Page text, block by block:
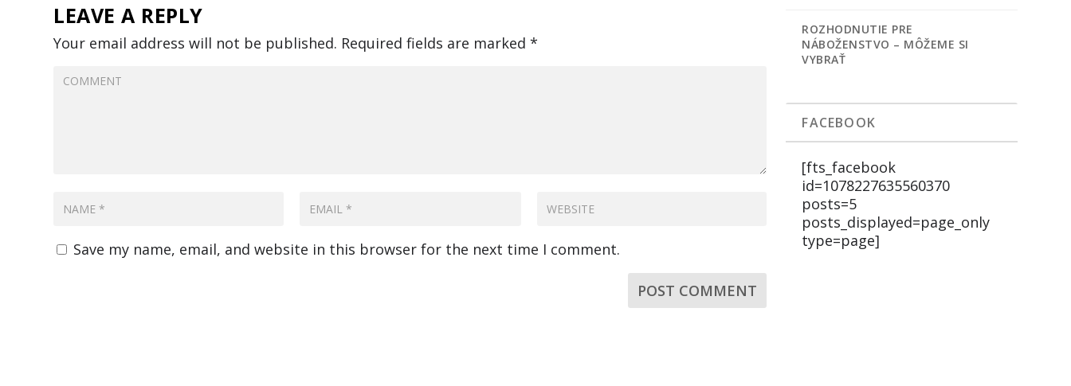
LEAVE A REPLY
Your email address will not be published. Required fields are marked*
Save my name, email, and website in this browser for the next time I comment.
ROZHODNUTIE PRE
NÁBOŽENSTVO – MÔŽEME SI
VYBRAŤ
FACEBOOK
[fts_facebook
id=1078227635560370
posts=5
posts_displayed=page_only
type=page]